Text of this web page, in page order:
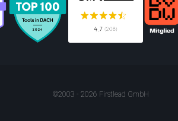
©2003 - 2026 Firstlead GmbH